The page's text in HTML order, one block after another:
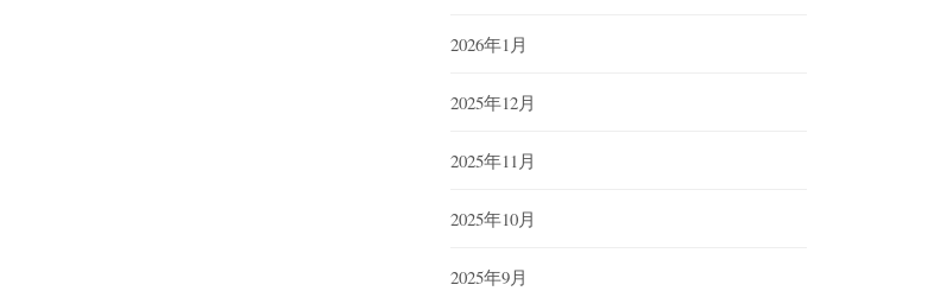
2026年1月
2025年12月
2025年11月
2025年10月
2025年9月